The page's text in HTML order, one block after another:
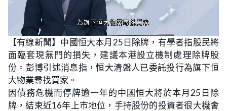
n
m
t
e
o
a
d
e
d
:
2
3
.
2
4
%
【有線新聞】中國恒大本月25日除牌，有學者指股民將
面臨套現無門的損失，建議本港設立機制處理除牌股
份。彭博引述消息指，恒大清盤人已委託投行為旗下恒
大物業尋找買家。
因債務危機而停牌逾一年的中國恒大將於本月25日除
牌，結束近16年上市地位，手持股份的投資者很大機會